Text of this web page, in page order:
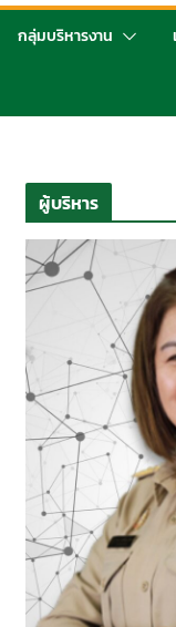
กลุ่มบริหารงาน
ผู้บริหาร